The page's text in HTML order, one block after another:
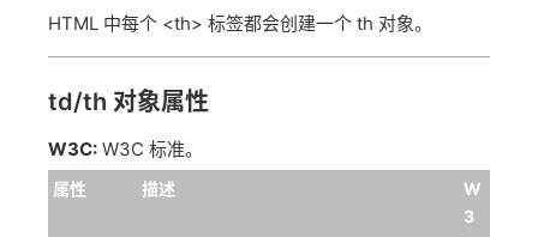
HTML 中每个 <th> 标签都会创建一个 th 对象。
td/th 对象属性
W3C: W3C 标准。
属性 描述
W
3